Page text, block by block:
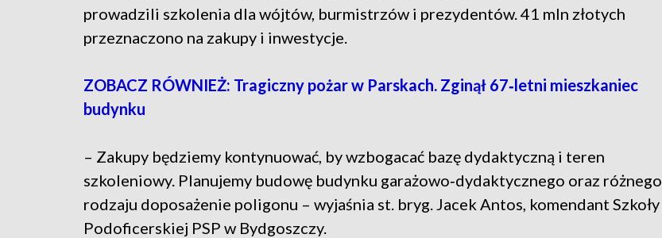
prowadzili szkolenia dla wójtów, burmistrzów i prezydentów. 41 mln złotych
przeznaczono na zakupy i inwestycje.
ZOBACZ RÓWNIEŻ: Tragiczny pożar w Parskach. Zginął 67‑letni mieszkaniec
budynku
– Zakupy będziemy kontynuować, by wzbogacać bazę dydaktyczną i teren
szkoleniowy. Planujemy budowę budynku garażowo‑dydaktycznego oraz różnego
rodzaju doposażenie poligonu – wyjaśnia st. bryg. Jacek Antos, komendant Szkoły
Podoficerskiej PSP w Bydgoszczy.